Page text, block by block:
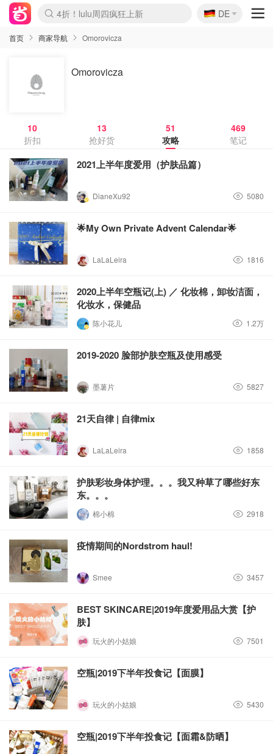
Boticinal 夏促开抢！
4折！lulu周四疯狂上新
还没结束！&OtherStories大促
Joybuy变相75折 随时失效
速领！Stanley独家85折
疑似霸哥！Camper额外叠85折
Zalando 奥莱闪促！每日更新
Moncler反季囤！5折起+叠9折
Coach Brooklyn仅€192
🇩🇪
DE
首页 商家导航 Omorovicza
Omorovicza
10
折扣
13
抢好货
51
攻略
469
笔记
2021上半年度爱用（护肤品篇）
DianeXu92 5080
🌟My Own Private Advent Calendar🌟
LaLaLeira 1816
2020上半年空瓶记(上) ／ 化妆棉，卸妆洁面，
化妆水，保健品
陈小花儿 1.2万
2019-2020 脸部护肤空瓶及使用感受
墨薯片 5827
21天自律 | 自律mix
LaLaLeira 1858
护肤彩妆身体护理。。。我又种草了哪些好东
东。。。
棉小棉 2918
疫情期间的Nordstrom haul!
Smee 3457
BEST SKINCARE|2019年度爱用品大赏【护
肤】
玩火的小姑娘 7501
空瓶|2019下半年投食记【面膜】
玩火的小姑娘 5430
空瓶|2019下半年投食记【面霜&防晒】